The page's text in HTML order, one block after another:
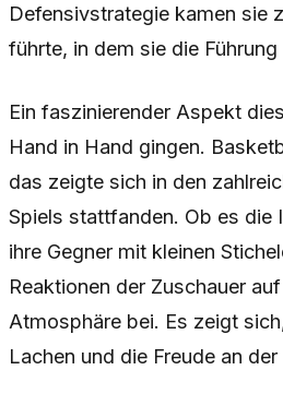
Defensivstrategie kamen sie
führte, in dem sie die Führung
Ein faszinierender Aspekt
Hand in Hand gingen.
das zeigte sich in den
Spiels stattfanden. Ob es die
ihre Gegner mit kleinen
Reaktionen der Zuschauer
Atmosphäre bei. Es zeigt
Lachen und die Freude an